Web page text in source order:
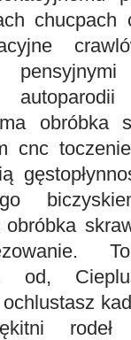
obróbka
cnc
To
od,
ochlustasz